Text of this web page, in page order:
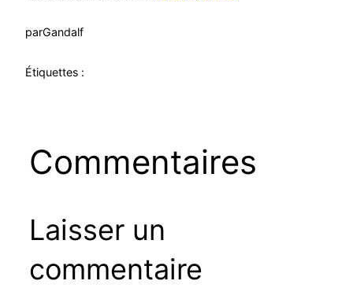
parGandalf
Étiquettes :
Commentaires
Laisser un
commentaire